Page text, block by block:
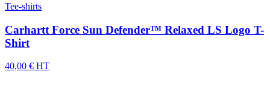
Tee-shirts
Carhartt Force Sun Defender™ Relaxed LS Logo T-
Shirt
40,00 € HT